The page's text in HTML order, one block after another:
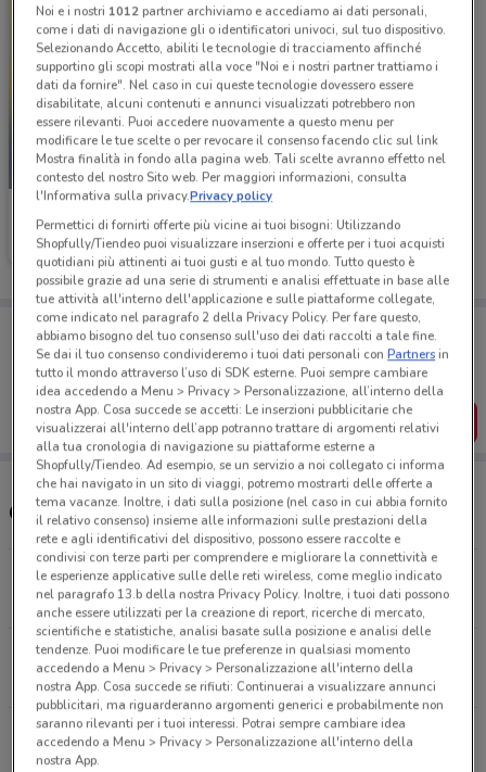
-2 GIORNI
Scade domenica 43 km
Porta DoveConviene sempre con te!
Puoi trovare le migliori offerte dei negozi vicino a te,
salvarle e creare la tua lista del risparmio, comodamente
dal tuo cellulare.
SCARICA L’APP
Orari In's Mercato
Via Della Torretta, 12 Banchette
2.2 km
CHIUSO
Via Giovanni Xxiii, 8 A Occhieppo Inferiore
15.1 km
CHIUSO
Via D. Alighieri, 8 Ponderano
16.3 km
Noi e i nostri 1012partner archiviamo e accediamo ai dati personali,
come i dati di navigazione gli o identificatori univoci, sul tuo dispositivo.
Selezionando Accetto, abiliti le tecnologie di tracciamento affinché
supportino gli scopi mostrati alla voce "Noi e i nostri partner trattiamo i
dati da fornire". Nel caso in cui queste tecnologie dovessero essere
disabilitate, alcuni contenuti e annunci visualizzati potrebbero non
essere rilevanti. Puoi accedere nuovamente a questo menu per
modificare le tue scelte o per revocare il consenso facendo clic sul link
Mostra finalità in fondo alla pagina web. Tali scelte avranno effetto nel
contesto del nostro Sito web. Per maggiori informazioni, consulta
l'Informativa sulla privacy.Privacy policy
Permettici di fornirti offerte più vicine ai tuoi bisogni: Utilizzando
Shopfully/Tiendeo puoi visualizzare inserzioni e offerte per i tuoi acquisti
quotidiani più attinenti ai tuoi gusti e al tuo mondo. Tutto questo è
possibile grazie ad una serie di strumenti e analisi effettuate in base alle
tue attività all'interno dell'applicazione e sulle piattaforme collegate,
come indicato nel paragrafo 2 della Privacy Policy. Per fare questo,
abbiamo bisogno del tuo consenso sull'uso dei dati raccolti a tale fine.
Se dai il tuo consenso condivideremo i tuoi dati personali conPartnersin
tutto il mondo attraverso l’uso di SDK esterne. Puoi sempre cambiare
idea accedendo a Menu > Privacy > Personalizzazione, all’interno della
nostra App. Cosa succede se accetti: Le inserzioni pubblicitarie che
visualizzerai all'interno dell’app potranno trattare di argomenti relativi
alla tua cronologia di navigazione su piattaforme esterne a
Shopfully/Tiendeo. Ad esempio, se un servizio a noi collegato ci informa
che hai navigato in un sito di viaggi, potremo mostrarti delle offerte a
tema vacanze. Inoltre, i dati sulla posizione (nel caso in cui abbia fornito
il relativo consenso) insieme alle informazioni sulle prestazioni della
rete e agli identificativi del dispositivo, possono essere raccolte e
condivisi con terze parti per comprendere e migliorare la connettività e
le esperienze applicative sulle delle reti wireless, come meglio indicato
nel paragrafo 13.b della nostra Privacy Policy. Inoltre, i tuoi dati possono
anche essere utilizzati per la creazione di report, ricerche di mercato,
scientifiche e statistiche, analisi basate sulla posizione e analisi delle
tendenze. Puoi modificare le tue preferenze in qualsiasi momento
accedendo a Menu > Privacy > Personalizzazione all'interno della
nostra App. Cosa succede se rifiuti: Continuerai a visualizzare annunci
pubblicitari, ma riguarderanno argomenti generici e probabilmente non
saranno rilevanti per i tuoi interessi. Potrai sempre cambiare idea
accedendo a Menu > Privacy > Personalizzazione all'interno della
nostra App.